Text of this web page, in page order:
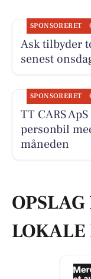
SPONSORERET
Ask tilbyder
senest
SPONSORERET
TT CARS
personbil
måneden
OPSLAG
LOKALE